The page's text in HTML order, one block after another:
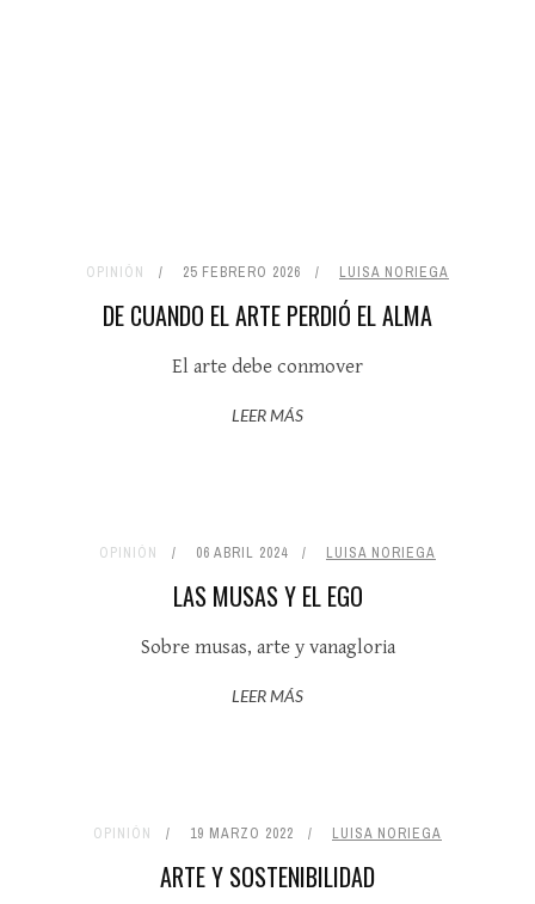
OPINIÓN 25 FEBRERO 2026 LUISA NORIEGA
DE CUANDO EL ARTE PERDIÓ EL ALMA
El arte debe conmover
LEER MÁS
OPINIÓN 06 ABRIL 2024 LUISA NORIEGA
LAS MUSAS Y EL EGO
Sobre musas, arte y vanagloria
LEER MÁS
OPINIÓN 19 MARZO 2022 LUISA NORIEGA
ARTE Y SOSTENIBILIDAD